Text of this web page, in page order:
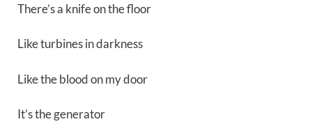
There’s a knife on the floor
Like turbines in darkness
Like the blood on my door
It’s the generator